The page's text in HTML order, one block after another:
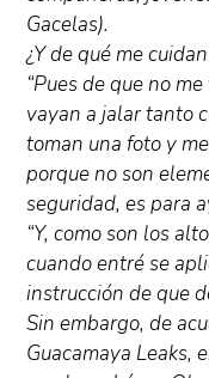
Gacelas).
¿Y de qué me
“Pues de que no
vayan a jalar tanto
toman una foto y
porque no son
seguridad, es para
“Y, como son los
cuando entré se
instrucción de que
Sin embargo, de
Guacamaya Leaks,